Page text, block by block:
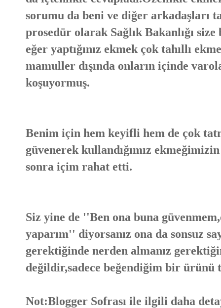
sorumu da beni ve diğer arkadaşları
prosedür olarak Sağlık Bakanlığı
eğer yaptığınız ekmek çok tahıllı
mamuller dışında onların içinde
koşuyormuş.
Benim için hem keyifli hem de çok
güvenerek kullandığımız
sonra içim rahat etti.
Siz yine de ''Ben ona buna
yaparım'' diyorsanız ona da sonsuz
gerektiğinde nerden almanız
değildir,sadece beğendiğim bir ürünü
Not:Blogger Sofrası ile ilgili daha